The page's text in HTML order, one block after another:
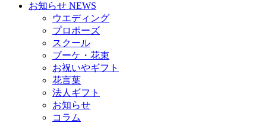
お知らせ NEWS
ウエディング
プロポーズ
スクール
ブーケ・花束
お祝いやギフト
花言葉
法人ギフト
お知らせ
コラム